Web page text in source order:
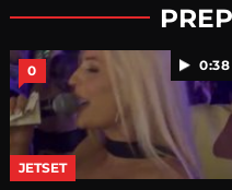
0:38
0
JETSET